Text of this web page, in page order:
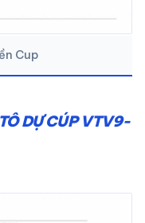
Cup
DỰ CÚP VTV9-